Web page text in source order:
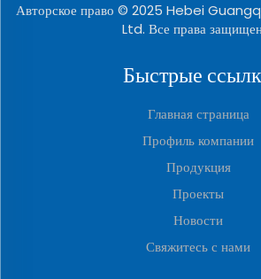
Авторское право © 2025 Hebei
Ltd. Все права
Быстрые
Главная страница
Профиль компании
Продукция
Проекты
Новости
Свяжитесь с нами